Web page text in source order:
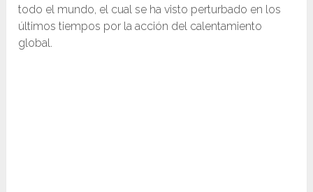
todo el mundo, el cual se ha visto perturbado en los
últimos tiempos por la acción del calentamiento
global.